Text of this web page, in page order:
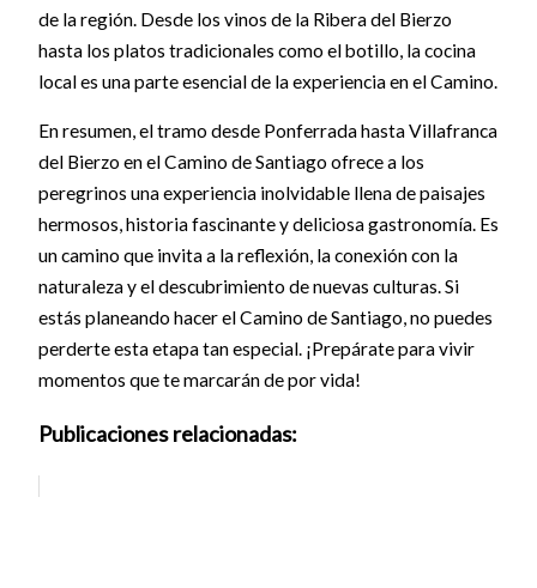
de la región. Desde los vinos de la Ribera del Bierzo
hasta los platos tradicionales como el botillo, la cocina
local es una parte esencial de la experiencia en el Camino.
En resumen, el tramo desde Ponferrada hasta Villafranca
del Bierzo en el Camino de Santiago ofrece a los
peregrinos una experiencia inolvidable llena de paisajes
hermosos, historia fascinante y deliciosa gastronomía. Es
un camino que invita a la reflexión, la conexión con la
naturaleza y el descubrimiento de nuevas culturas. Si
estás planeando hacer el Camino de Santiago, no puedes
perderte esta etapa tan especial. ¡Prepárate para vivir
momentos que te marcarán de por vida!
Publicaciones relacionadas: